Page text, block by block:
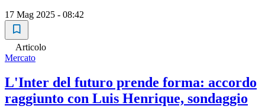
17 Mag 2025 - 08:42
Articolo
Mercato
L'Inter del futuro prende forma: accordo
raggiunto con Luis Henrique, sondaggio